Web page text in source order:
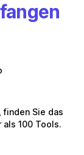
finden Sie das
100 Tools.